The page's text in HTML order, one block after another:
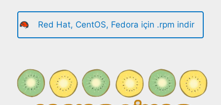
Red Hat, CentOS, Fedora için .rpm indir